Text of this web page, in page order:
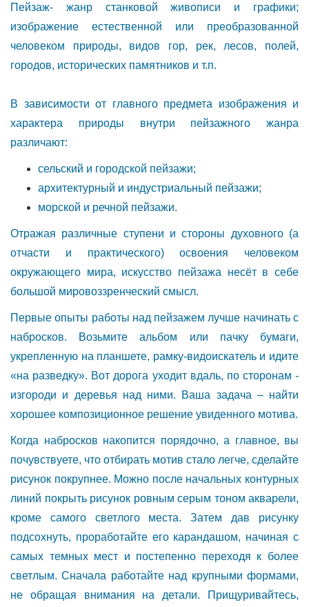
Пейзаж- жанр станковой живописи и графики;
изображение естественной или преобразованной
человеком природы, видов гор, рек, лесов, полей,
городов, исторических памятников и т.п.
В зависимости от главного предмета изображения и
характера природы внутри пейзажного жанра
различают:
сельский и городской пейзажи;
архитектурный и индустриальный пейзажи;
морской и речной пейзажи.
Отражая различные ступени и стороны духовного (а
отчасти и практического) освоения человеком
окружающего мира, искусство пейзажа несёт в себе
большой мировоззренческий смысл.
Первые опыты работы над пейзажем лучше начинать с
набросков. Возьмите альбом или пачку бумаги,
укрепленную на планшете, рамку-видоискатель и идите
«на разведку». Вот дорога уходит вдаль, по сторонам -
изгороди и деревья над ними. Ваша задача – найти
хорошее композиционное решение увиденного мотива.
Когда набросков накопится порядочно, а главное, вы
почувствуете, что отбирать мотив стало легче, сделайте
рисунок покрупнее. Можно после начальных контурных
линий покрыть рисунок ровным серым тоном акварели,
кроме самого светлого места. Затем дав рисунку
подсохнуть, проработайте его карандашом, начиная с
самых темных мест и постепенно переходя к более
светлым. Сначала работайте над крупными формами,
не обращая внимания на детали. Прищуривайтесь,